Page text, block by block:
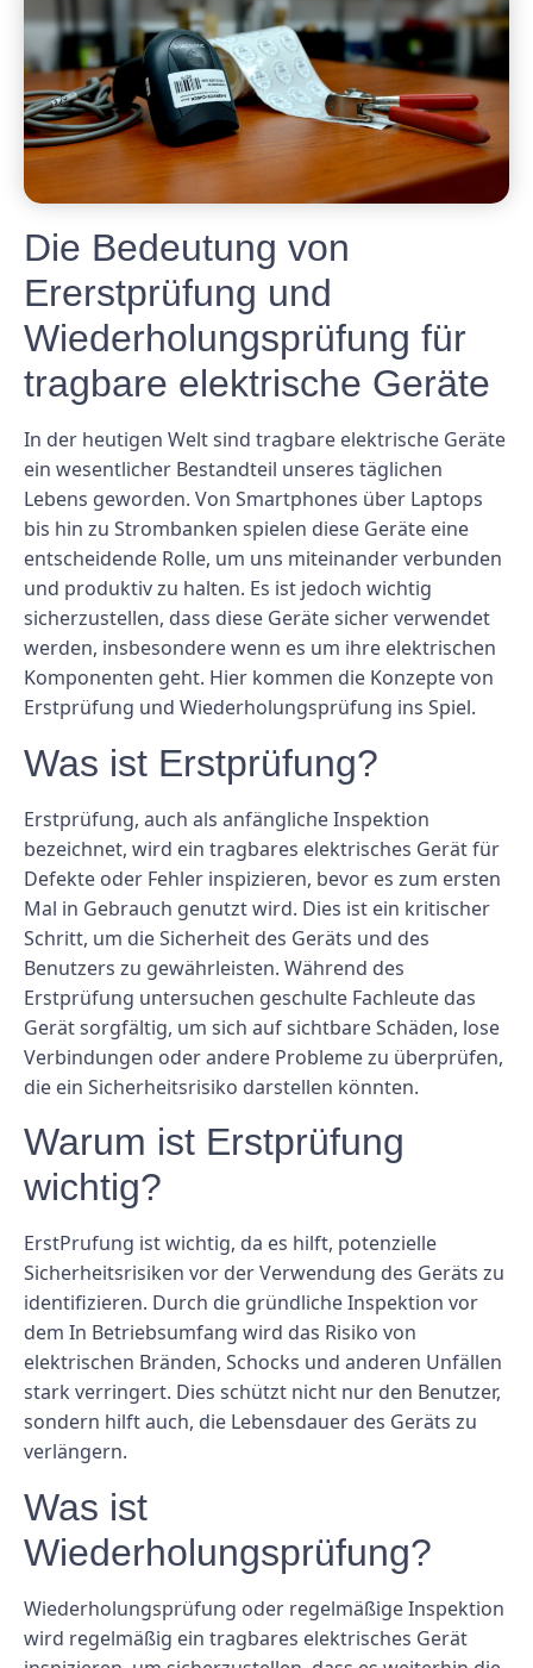
Die Bedeutung von
Ererstprüfung und
Wiederholungsprüfung für
tragbare elektrische Geräte
In der heutigen Welt sind tragbare elektrische Geräte
ein wesentlicher Bestandteil unseres täglichen
Lebens geworden. Von Smartphones über Laptops
bis hin zu Strombanken spielen diese Geräte eine
entscheidende Rolle, um uns miteinander verbunden
und produktiv zu halten. Es ist jedoch wichtig
sicherzustellen, dass diese Geräte sicher verwendet
werden, insbesondere wenn es um ihre elektrischen
Komponenten geht. Hier kommen die Konzepte von
Erstprüfung und Wiederholungsprüfung ins Spiel.
Was ist Erstprüfung?
Erstprüfung, auch als anfängliche Inspektion
bezeichnet, wird ein tragbares elektrisches Gerät für
Defekte oder Fehler inspizieren, bevor es zum ersten
Mal in Gebrauch genutzt wird. Dies ist ein kritischer
Schritt, um die Sicherheit des Geräts und des
Benutzers zu gewährleisten. Während des
Erstprüfung untersuchen geschulte Fachleute das
Gerät sorgfältig, um sich auf sichtbare Schäden, lose
Verbindungen oder andere Probleme zu überprüfen,
die ein Sicherheitsrisiko darstellen könnten.
Warum ist Erstprüfung
wichtig?
ErstPrufung ist wichtig, da es hilft, potenzielle
Sicherheitsrisiken vor der Verwendung des Geräts zu
identifizieren. Durch die gründliche Inspektion vor
dem In Betriebsumfang wird das Risiko von
elektrischen Bränden, Schocks und anderen Unfällen
stark verringert. Dies schützt nicht nur den Benutzer,
sondern hilft auch, die Lebensdauer des Geräts zu
verlängern.
Was ist
Wiederholungsprüfung?
Wiederholungsprüfung oder regelmäßige Inspektion
wird regelmäßig ein tragbares elektrisches Gerät